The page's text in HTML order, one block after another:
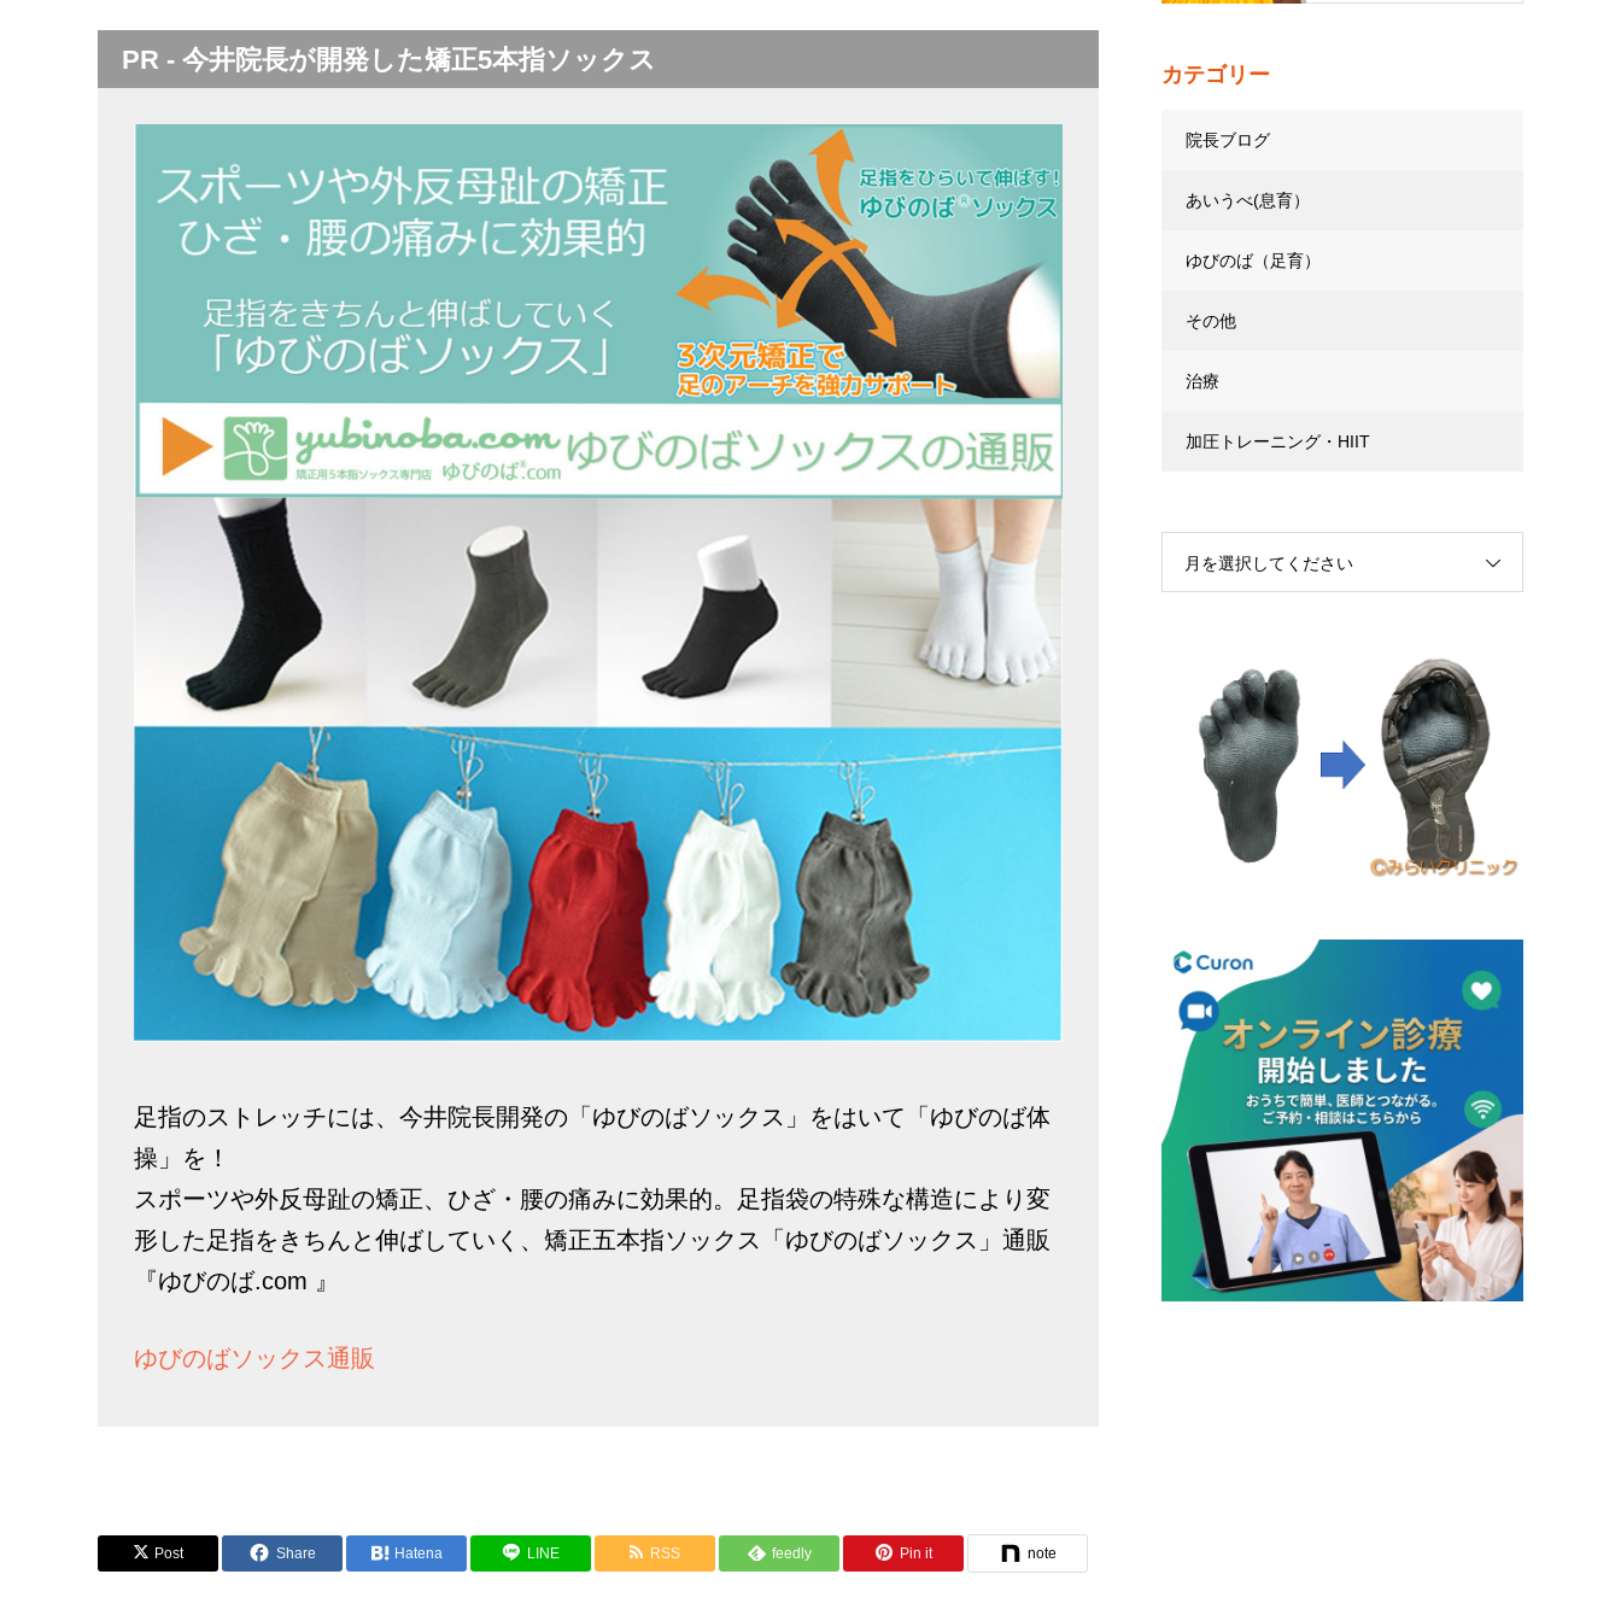
PR - 今井院長が開発した矯正5本指ソックス
足指のストレッチには、今井院長開発の「ゆびのばソックス」をはいて「ゆびのば体
操」を！
スポーツや外反母趾の矯正、ひざ・腰の痛みに効果的。足指袋の特殊な構造により変
形した足指をきちんと伸ばしていく、矯正五本指ソックス「ゆびのばソックス」通販
『ゆびのば.com 』
ゆびのばソックス通販
Post Share Hatena LINE RSS feedly Pin it note
カテゴリー
院長ブログ
あいうべ(息育）
ゆびのば（足育）
その他
治療
加圧トレーニング・HIIT
月を選択してください